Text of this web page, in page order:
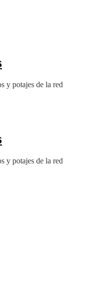
y potajes de la red
y potajes de la red